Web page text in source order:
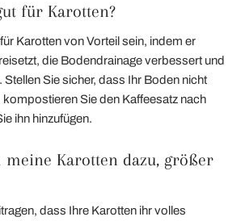
für Karotten?
Karotten von Vorteil sein, indem er
die Bodendrainage verbessert und
Sie sicher, dass Ihr Boden nicht
kompostieren Sie den Kaffeesatz nach
ihn hinzufügen.
Karotten dazu, größer
dass Ihre Karotten ihr volles